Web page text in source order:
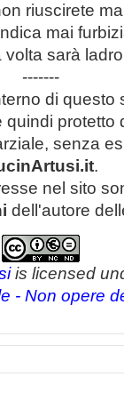
riuscirete
mai
sarà
-------
di questo
quindi protetto
senza
.
nel sito
dell'autore
is licensed
- Non opere